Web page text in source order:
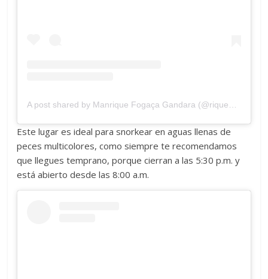
A post shared by Manrique Fogaça Gandara (@riquegandara)
Este lugar es ideal para snorkear en aguas llenas de
peces multicolores, como siempre te recomendamos
que llegues temprano, porque cierran a las 5:30 p.m. y
está abierto desde las 8:00 a.m.